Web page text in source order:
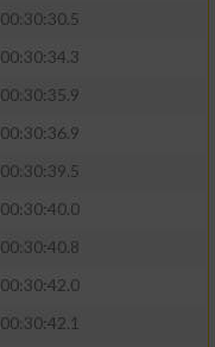
00:30:30.5
00:30:34.3
00:30:35.9
00:30:36.9
00:30:39.5
00:30:40.0
00:30:40.8
00:30:42.0
00:30:42.1